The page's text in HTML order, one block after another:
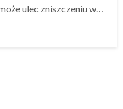
ulec zniszczeniu w…